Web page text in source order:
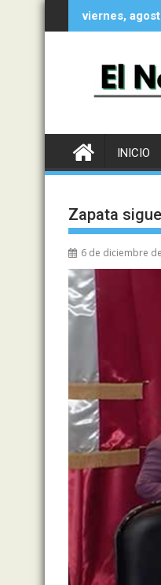
al
viernes,
INICIO
Zapata
6 de diciembre